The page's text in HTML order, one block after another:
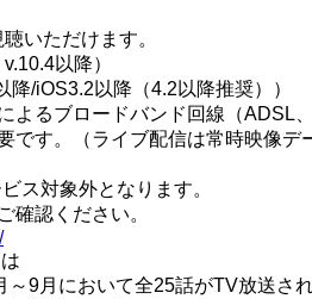
いただけます。
以降）
降/iOS3.2以降（4.2以降推奨））
よるブロードバンド回線（ADSL
です。（ライブ配信は常時映像デ
ス対象外となります。
確認ください。
～9月において全25話がTV放送さ